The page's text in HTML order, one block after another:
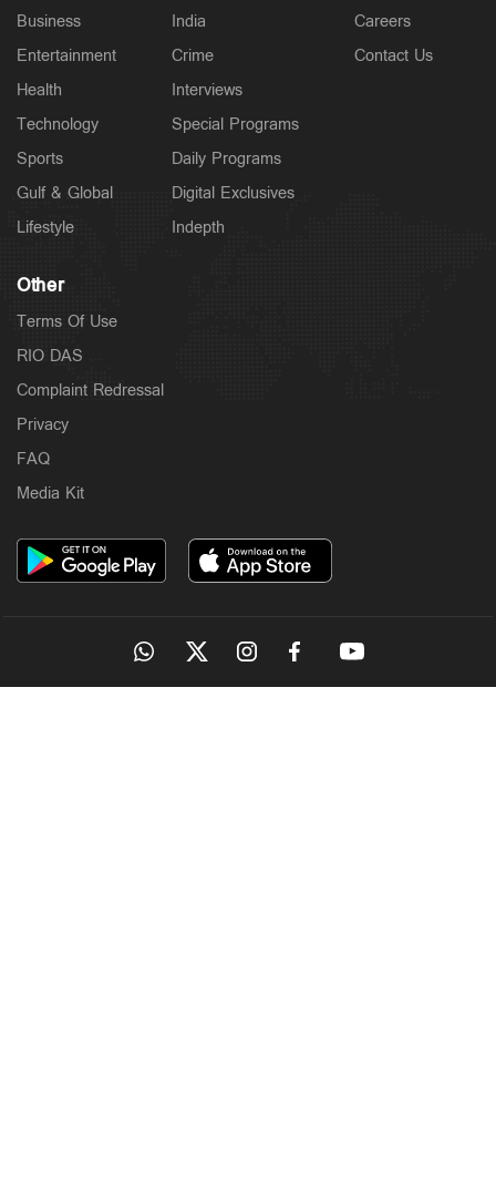
Business
Entertainment
Health
Technology
Sports
Gulf & Global
Lifestyle
India
Crime
Interviews
Special Programs
Daily Programs
Digital Exclusives
Indepth
Careers
Contact Us
Other
Terms Of Use
RIO DAS
Complaint Redressal
Privacy
FAQ
Media Kit